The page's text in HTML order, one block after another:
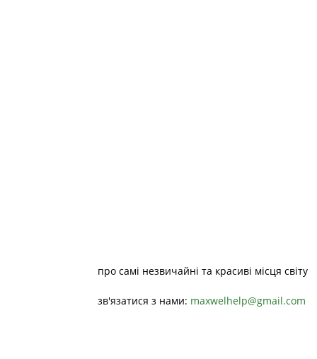
про самі незвичайні та красиві місця світу
зв'язатися з нами: maxwelhelp@gmail.com